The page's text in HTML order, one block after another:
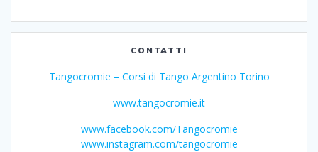
CONTATTI
Tangocromie – Corsi di Tango Argentino Torino
www.tangocromie.it
www.facebook.com/Tangocromie
www.instagram.com/tangocromie